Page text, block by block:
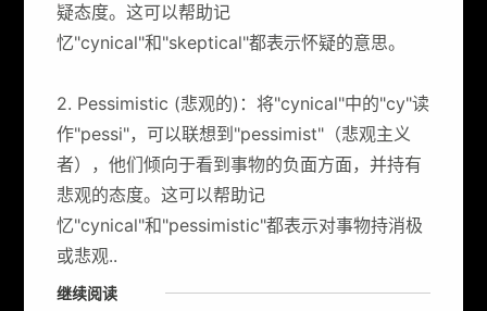
疑态度。这可以帮助记
忆"cynical"和"skeptical"都表示怀疑的意思。
2. Pessimistic (悲观的)：将"cynical"中的"cy"读
作"pessi"，可以联想到"pessimist"（悲观主义
者），他们倾向于看到事物的负面方面，并持有
悲观的态度。这可以帮助记
忆"cynical"和"pessimistic"都表示对事物持消极
或悲观..
继续阅读